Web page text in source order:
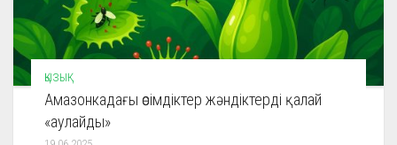
ҚЫЗЫҚ
Амазонкадағы өсімдіктер жәндіктерді қалай
«аулайды»